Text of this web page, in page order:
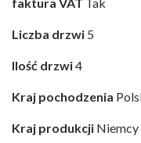
Liczba drzwi 5
Ilość drzwi4
Kraj pochodzenia
Kraj produkcji Niemcy